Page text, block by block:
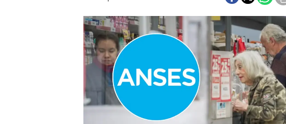
Fútbol
Federal A
Arte y cultura
Aplausos
Cines
Economía y campo
Economía y finanzas
Con el campo
Espacio empresas
Sociedad y tiempo libre
Sociedad
Tecnología